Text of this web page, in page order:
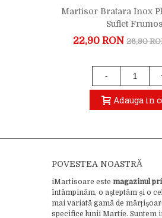
Martisor Bratara Inox
Suflet Frumos
22,90 RON 26,90
-
Adauga in
POVESTEA NOASTRĂ
iMartisoare este magazinul
întâmpinăm, o așteptăm și o
mai variată gamă de
specifice lunii Martie. Suntem